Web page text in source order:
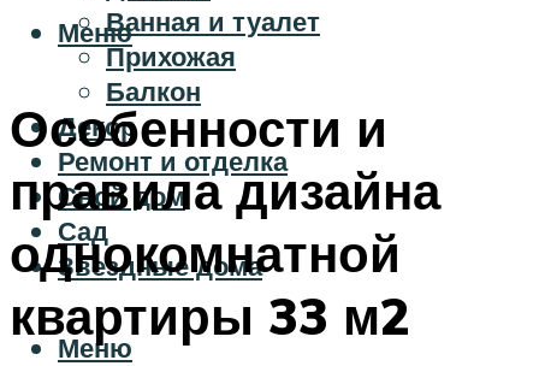
Ванная и туалет
Прихожая
Балкон
Декор
Ремонт и отделка
Свой дом
Сад
Звездные дома
Меню
Меню
Особенности и
правила дизайна
однокомнатной
квартиры 33 м2